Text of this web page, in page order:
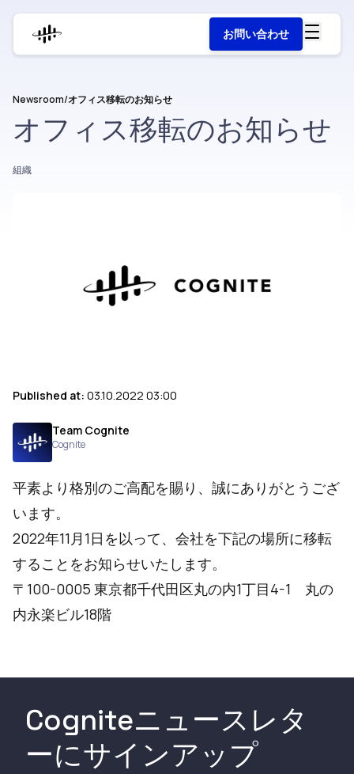
お問い合わせ
Newsroom/オフィス移転のお知らせ
オフィス移転のお知らせ
組織
Published at: 03.10.2022 03:00
Team Cognite
Cognite
平素より格別のご高配を賜り、誠にありがとうござ
います。
2022年11月1日を以って、会社を下記の場所に移転
することをお知らせいたします。
〒100-0005 東京都千代田区丸の内1丁目4-1 丸の
内永楽ビル18階
Cogniteニュースレタ
ーにサインアップ